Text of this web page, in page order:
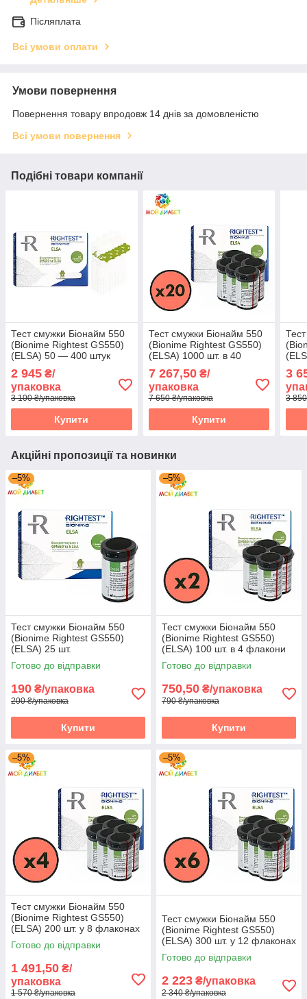
Післяплата
Всі умови оплати
Умови повернення
Повернення товару впродовж 14 днів за домовленістю
Всі умови повернення
Подібні товари компанії
Тест смужки Біонайм 550
(Bionime Rightest GS550)
(ELSA) 50 — 400 штук
2 945 ₴/
упаковка
3 100 ₴/упаковка
Купити
Тест смужки Біонайм 550
(Bionime Rightest GS550)
(ELSA) 1000 шт. в 40
пакованні
7 267,50₴/
упаковка
7 650 ₴/упаковка
Купити
3
3
Акційні пропозиції та новинки
–5%
Тест смужки Біонайм 550
(Bionime Rightest GS550)
(ELSA) 25 шт.
Готово до відправки
190 ₴/упаковка
200 ₴/упаковка
Купити
–5%
Тест смужки Біонайм 550
(Bionime Rightest GS550)
(ELSA) 100 шт. в 4 флакони
по 25 шт. у пакованні
Готово до відправки
750,50 ₴/упаковка
790 ₴/упаковка
Купити
–5%
Тест смужки Біонайм 550
(Bionime Rightest GS550)
(ELSA) 200 шт. у 8 флаконах
по 25 шт. в пакованні
Готово до відправки
1 491,50 ₴/
упаковка
1 570 ₴/упаковка
–5%
Тест смужки Біонайм 550
(Bionime Rightest GS550)
(ELSA) 300 шт. у 12 флаконах
по 25 шт. в пакованні
Готово до відправки
2 223 ₴/упаковка
2 340 ₴/упаковка